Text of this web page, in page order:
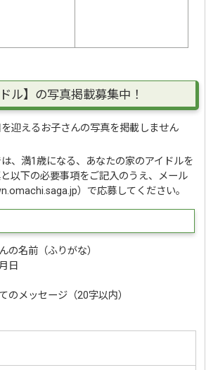
ル】の写真掲載募集中！
迎えるお子さんの写真を掲載しません
、満1歳になる、あなたの家のアイドルを
以下の必要事項をご記入のうえ、メール
）で応募してください。
の名前（ふりがな）
日
のメッセージ（20字以内）